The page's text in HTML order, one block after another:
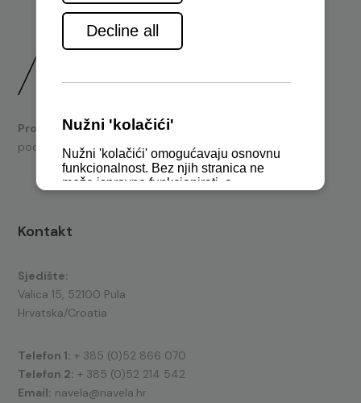
Prodajabrodskih motora i nautičke opreme te tehnička
podrška.
Kontakt
Sjedište:
Valica 15, 52100 Pula
Hrvatska/Croatia
Telefon 1: + 385 (0)52 866 070
Telefon 2: + 385 (0)52 214 542
Email: navela@navela.hr